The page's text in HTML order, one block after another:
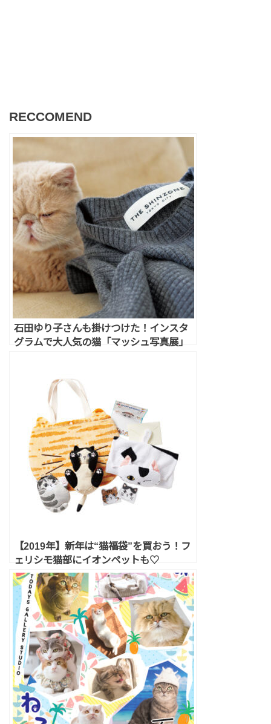
RECCOMEND
石田ゆり子さんも掛けつけた！インスタ
グラムで大人気の猫「マッシュ写真展」
【2019年】新年は“猫福袋”を買おう！フ
ェリシモ猫部にイオンペットも♡